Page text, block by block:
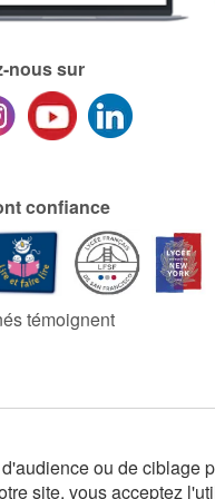
nous sur
confiance
témoignent
ou de
site, vous acceptez